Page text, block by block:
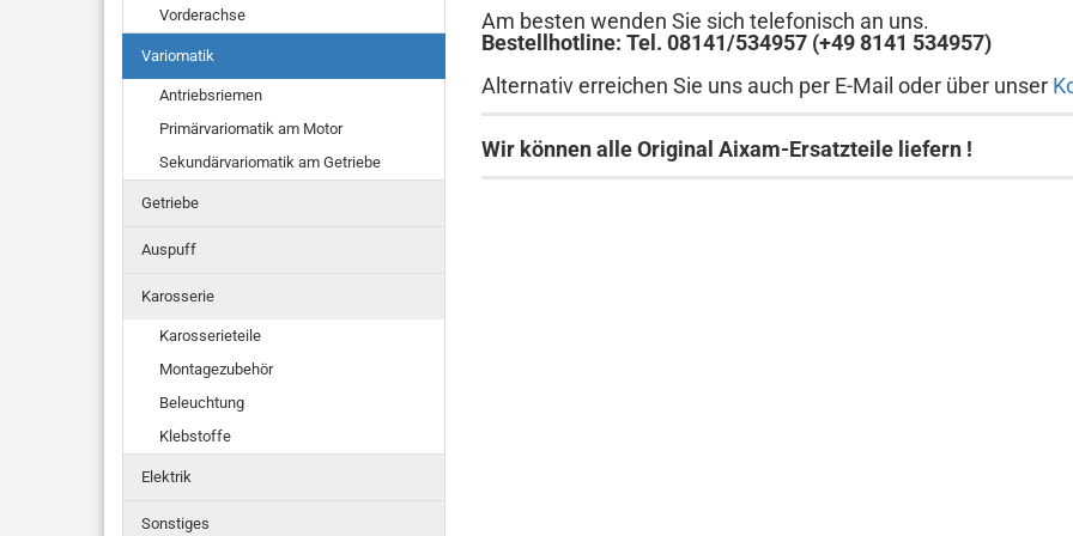
Am besten wenden Sie sich telefonisch an uns.
Bestellhotline: Tel. 08141/534957 (+49 8141 534957)
Alternativ erreichen Sie uns auch per E-Mail oder über unser
Wir können alle Original Aixam-Ersatzteile liefern !
Vorderachse
Variomatik
Antriebsriemen
Primärvariomatik am Motor
Sekundärvariomatik am Getriebe
Getriebe
Auspuff
Karosserie
Karosserieteile
Montagezubehör
Beleuchtung
Klebstoffe
Elektrik
Sonstiges